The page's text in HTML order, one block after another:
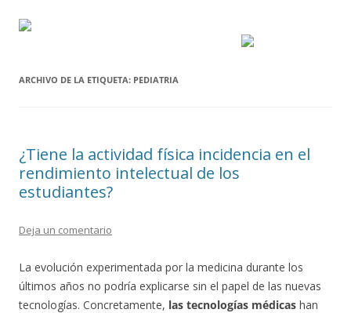
ARCHIVO DE LA ETIQUETA: PEDIATRIA
¿Tiene la actividad física incidencia en el
rendimiento intelectual de los
estudiantes?
Deja un comentario
La evolución experimentada por la medicina durante los
últimos años no podría explicarse sin el papel de las nuevas
tecnologías. Concretamente, las tecnologías médicas han